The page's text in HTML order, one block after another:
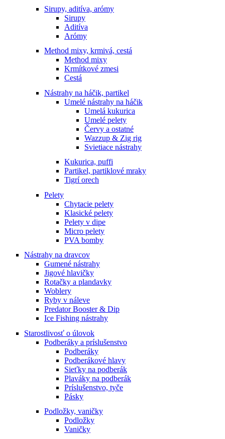
Sirupy, aditíva, arómy
Sirupy
Aditíva
Arómy
Method mixy, krmivá, cestá
Method mixy
Krmítkové zmesi
Cestá
Nástrahy na háčik, partikel
Umelé nástrahy na háčik
Umelá kukurica
Umelé pelety
Červy a ostatné
Wazzup & Zig rig
Svietiace nástrahy
Kukurica, puffi
Partikel, partiklové mraky
Tigrí orech
Pelety
Chytacie pelety
Klasické pelety
Pelety v dipe
Micro pelety
PVA bomby
Nástrahy na dravcov
Gumené nástrahy
Jigové hlavičky
Rotačky a plandavky
Woblery
Ryby v náleve
Predator Booster & Dip
Ice Fishing nástrahy
Starostlivosť o úlovok
Podberáky a príslušenstvo
Podberáky
Podberákové hlavy
Sieťky na podberák
Plaváky na podberák
Príslušenstvo, tyče
Pásky
Podložky, vaničky
Podložky
Vaničky